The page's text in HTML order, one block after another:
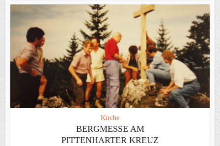
Kirche
BERGMESSE AM
PITTENHARTER KREUZ